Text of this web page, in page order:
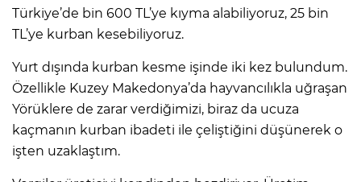
Türkiye’de bin 600 TL’ye kıyma alabiliyoruz, 25 bin
TL’ye kurban kesebiliyoruz.
Yurt dışında kurban kesme işinde iki kez bulundum.
Özellikle Kuzey Makedonya’da hayvancılıkla uğraşan
Yörüklere de zarar verdiğimizi, biraz da ucuza
kaçmanın kurban ibadeti ile çeliştiğini düşünerek o
işten uzaklaştım.